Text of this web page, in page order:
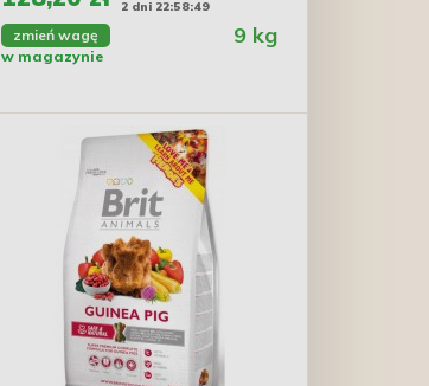
2 dni 22:58:48
zmień wagę 9 kg
w magazynie